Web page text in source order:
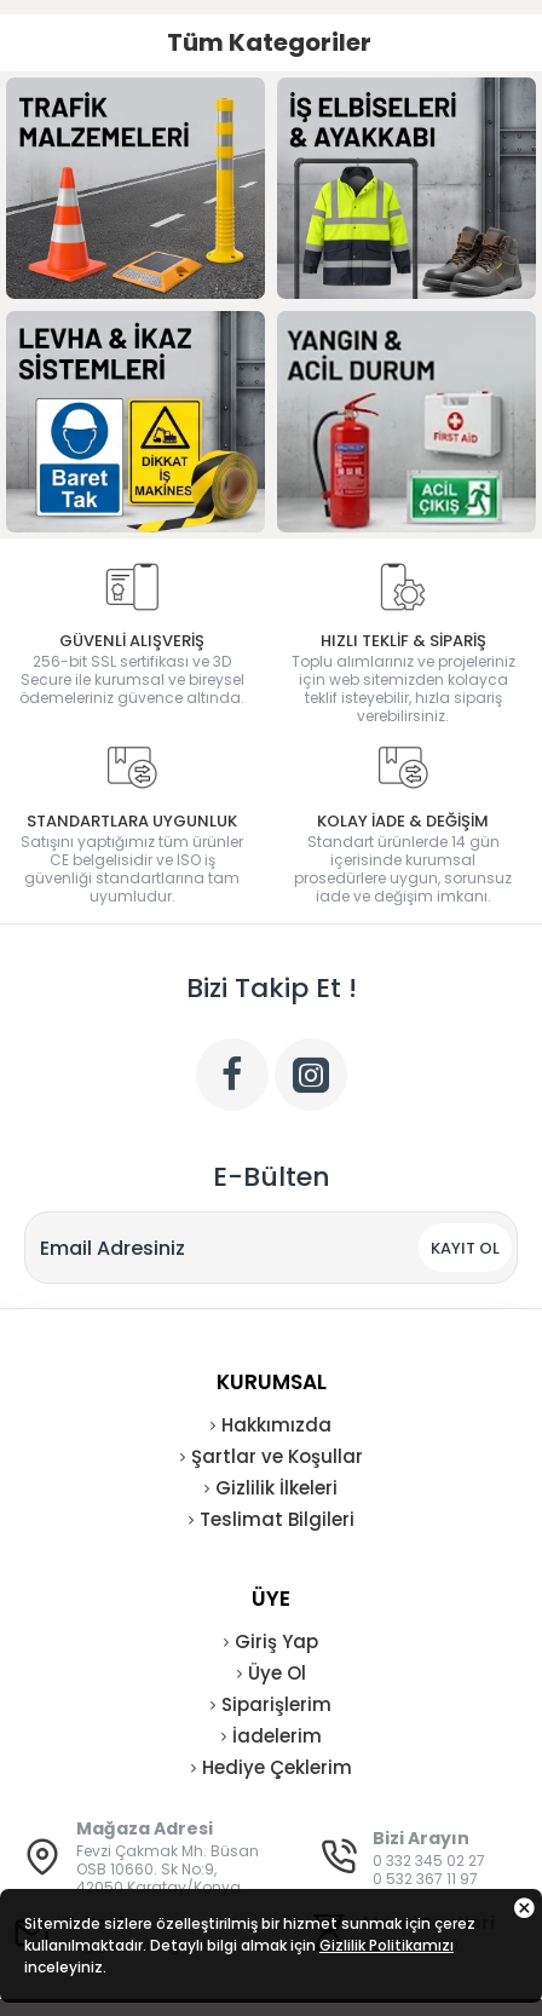
Tüm Kategoriler
GÜVENLİ ALIŞVERİŞ
256-bit SSL sertifikası ve 3D
Secure ile kurumsal ve bireysel
ödemeleriniz güvence altında.
HIZLI TEKLİF & SİPARİŞ
Toplu alımlarınız ve projeleriniz
için web sitemizden kolayca
teklif isteyebilir, hızla sipariş
verebilirsiniz.
STANDARTLARA UYGUNLUK
Satışını yaptığımız tüm ürünler
CE belgelisidir ve ISO iş
güvenliği standartlarına tam
uyumludur.
KOLAY İADE & DEĞİŞİM
Standart ürünlerde 14 gün
içerisinde kurumsal
prosedürlere uygun, sorunsuz
iade ve değişim imkanı.
Bizi Takip Et !
E-Bülten
KAYIT OL
KURUMSAL
Hakkımızda
Şartlar ve Koşullar
Gizlilik İlkeleri
Teslimat Bilgileri
ÜYE
Giriş Yap
Üye Ol
Siparişlerim
İadelerim
Hediye Çeklerim
Mağaza Adresi
Fevzi Çakmak Mh. Büsan
OSB 10660. Sk No:9,
42050 Karatay/Konya
Bizi Arayın
0 332 345 02 27
0 532 367 11 97
E-Posta
bilgi@vatanisguvenligi.com
Mesai Saatleri
08:00 - 19:00
Sitemizde sizlere özelleştirilmiş bir hizmet sunmak için çerez
kullanılmaktadır. Detaylı bilgi almak için Gizlilik Politikamızı
inceleyiniz.